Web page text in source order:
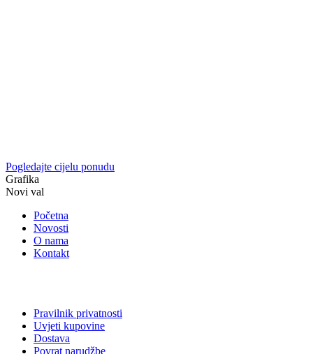
Pogledajte cijelu ponudu
Grafika
Novi val
Početna
Novosti
O nama
Kontakt
Pravilnik privatnosti
Uvjeti kupovine
Dostava
Povrat narudžbe